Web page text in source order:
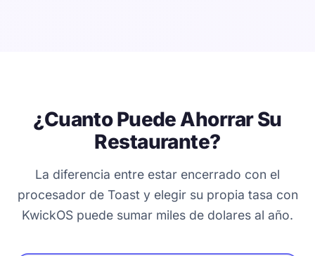
¿Cuanto Puede Ahorrar Su
Restaurante?
La diferencia entre estar encerrado con el
procesador de Toast y elegir su propia tasa con
KwickOS puede sumar miles de dolares al año.